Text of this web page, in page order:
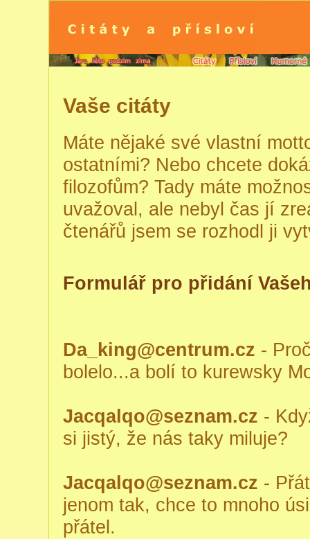
Vaše citáty
Máte nějaké své vlastní
ostatními? Nebo chcete
filozofům? Tady máte
uvažoval, ale nebyl čas jí
čtenářů jsem se rozhodl ji
Formulář pro přidání
Da_king@centrum.cz -
bolelo...a bolí to kurewsky
Jacqalqo@seznam.cz -
si jistý, že nás taky miluje?
Jacqalqo@seznam.cz -
jenom tak, chce to mnoho
přátel.